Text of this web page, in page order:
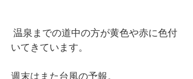
いてきています。
週末はまた台風の予報。